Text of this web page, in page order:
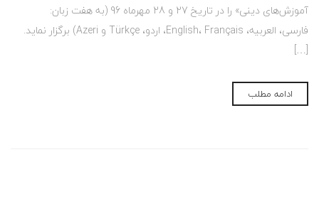
آموزش‌های دینی» را در تاریخ 27 و 28 مهرماه 96 (به هفت زبان:
فارسی، العربیه، English، Français، اردو، Türkçe و Azeri) برگزار نماید.
[…]
ادامه مطلب